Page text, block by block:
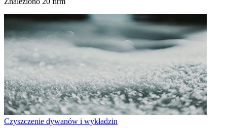
Czyszczenie dywanów i wykładzin